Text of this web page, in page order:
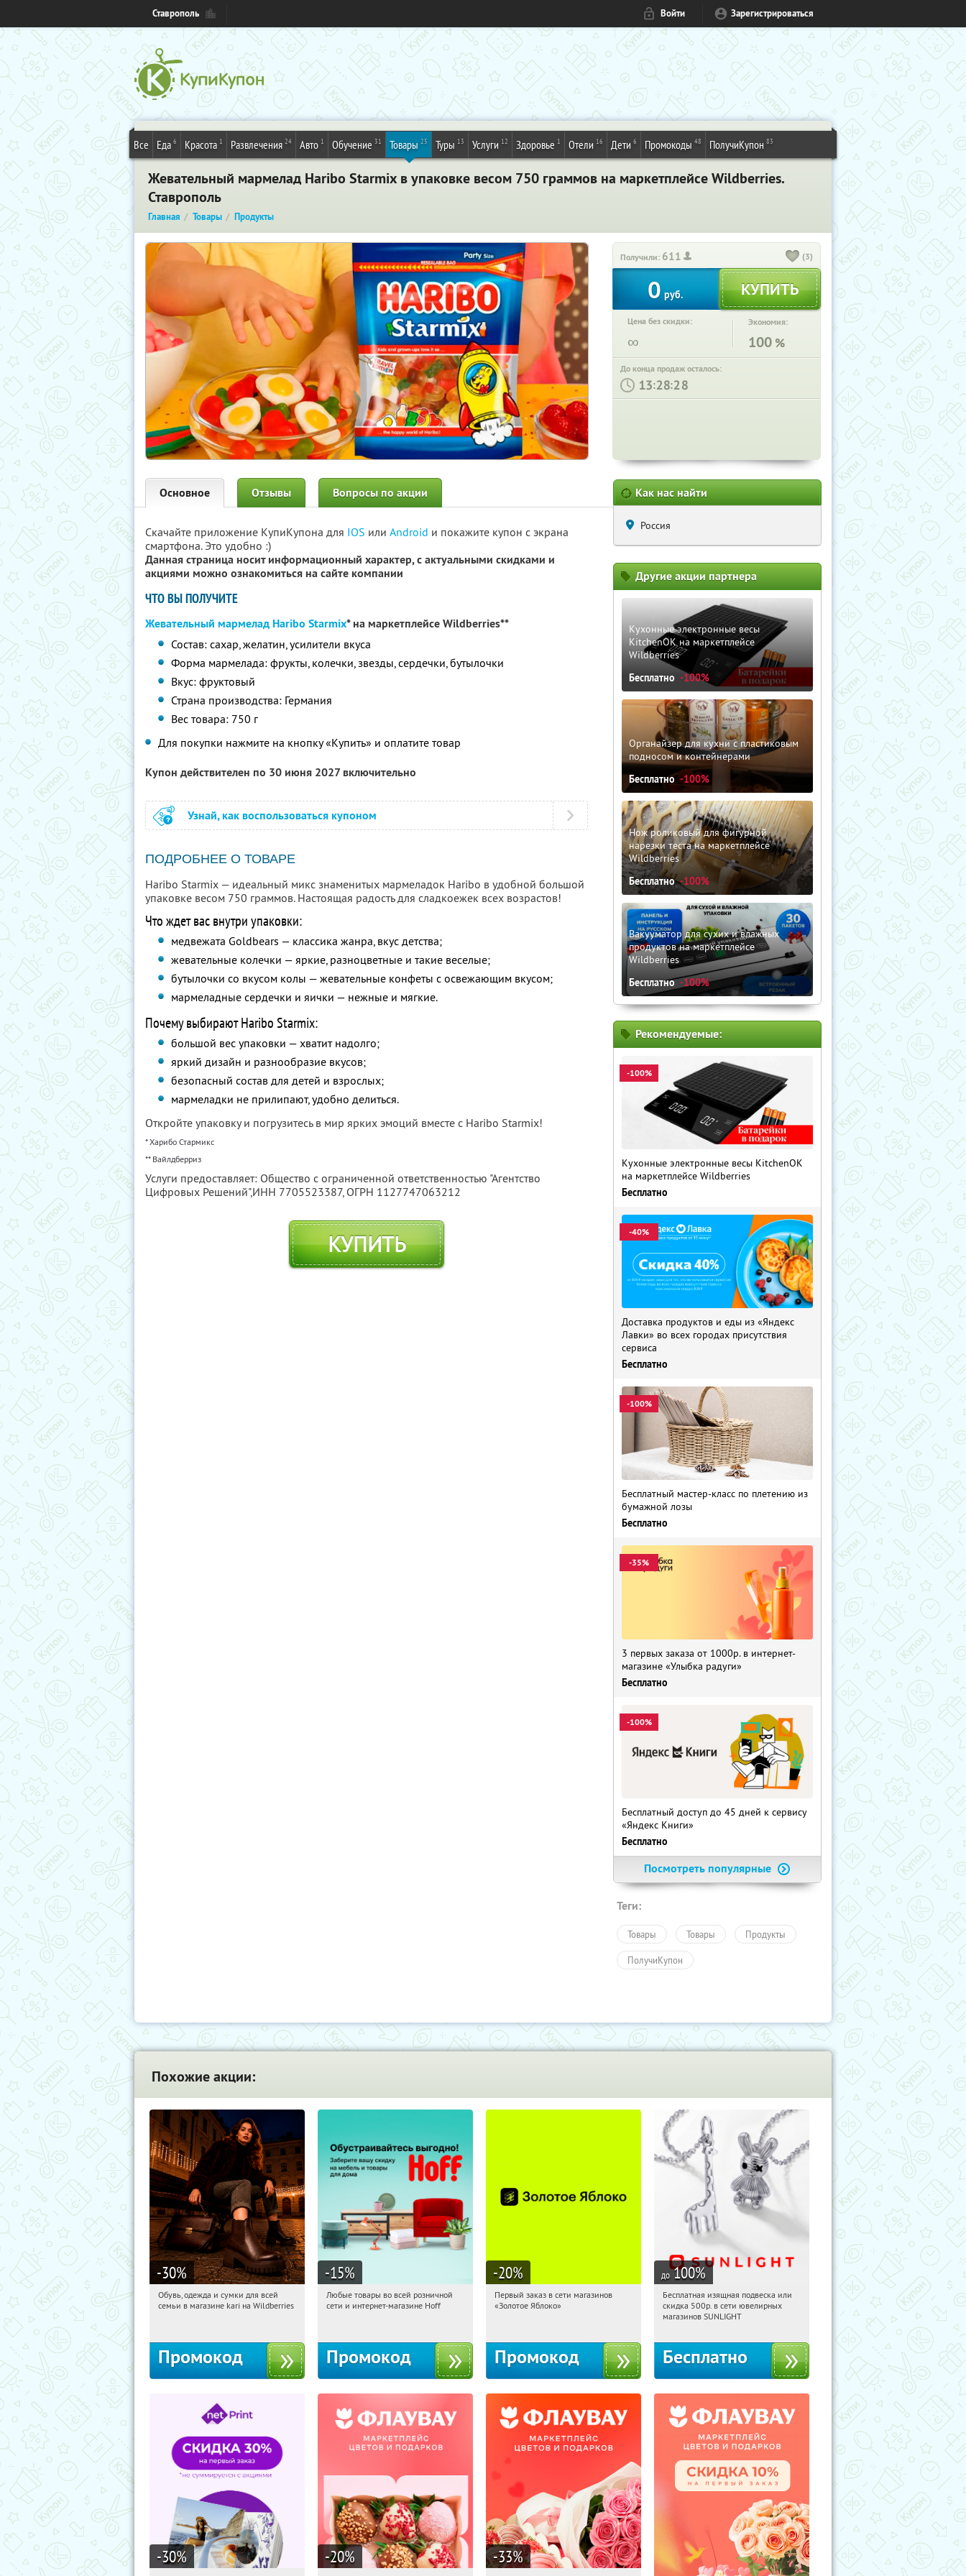
Ставрополь Войти Зарегистрироваться
Все Еда 6 Красота 1 Развлечения 24 Авто 1 Обучение 31 Товары 25 Туры 13 Услуги 12 Здоровье 1 Отели 16 Дети 6 Промокоды 48 ПолучиКупон 83
Жевательный мармелад Haribo Starmix в упаковке весом 750 граммов на маркетплейсе Wildberries.
Ставрополь
Главная Товары Продукты
Получили: 611 (3)
0 руб.
Цена без скидки:
∞
Экономия:
100 %
До конца продаж осталось:
: :
Основное Отзывы Вопросы по акции
Скачайте приложение КупиКупона для IOS или Android и покажите купон с экрана
смартфона. Это удобно :)
Данная страница носит информационный характер, с актуальными скидками и
акциями можно ознакомиться на сайте компании
ЧТО ВЫ ПОЛУЧИТЕ
Жевательный мармелад Haribo Starmix* на маркетплейсе Wildberries**
Состав: сахар, желатин, усилители вкуса
Форма мармелада: фрукты, колечки, звезды, сердечки, бутылочки
Вкус: фруктовый
Страна производства: Германия
Вес товара: 750 г
Для покупки нажмите на кнопку «Купить» и оплатите товар
Купон действителен по 30 июня 2027 включительно
Узнай, как воспользоваться купоном
ПОДРОБНЕЕ О ТОВАРЕ
Haribo Starmix — идеальный микс знаменитых мармеладок Haribo в удобной большой
упаковке весом 750 граммов. Настоящая радость для сладкоежек всех возрастов!
Что ждет вас внутри упаковки:
медвежата Goldbears — классика жанра, вкус детства;
жевательные колечки — яркие, разноцветные и такие веселые;
бутылочки со вкусом колы — жевательные конфеты с освежающим вкусом;
мармеладные сердечки и яички — нежные и мягкие.
Почему выбирают Haribo Starmix:
большой вес упаковки — хватит надолго;
яркий дизайн и разнообразие вкусов;
безопасный состав для детей и взрослых;
мармеладки не прилипают, удобно делиться.
Откройте упаковку и погрузитесь в мир ярких эмоций вместе с Haribo Starmix!
* Харибо Стармикс
** Вайлдберриз
Услуги предоставляет: Общество с ограниченной ответственностью "Агентство
Цифровых Решений",ИНН 7705523387, ОГРН 1127747063212
КУПИТЬ
Как нас найти
Россия
Другие акции партнера
Кухонные электронные весы
KitchenOK на маркетплейсе
Wildberries
Бесплатно -100%
Органайзер для кухни с пластиковым
подносом и контейнерами
Бесплатно -100%
Нож роликовый для фигурной
нарезки теста на маркетплейсе
Wildberries
Бесплатно -100%
Вакууматор для сухих и влажных
продуктов на маркетплейсе
Wildberries
Бесплатно -100%
Рекомендуемые:
-100%
Кухонные электронные весы KitchenOK
на маркетплейсе Wildberries
Бесплатно
-40%
Доставка продуктов и еды из «Яндекс
Лавки» во всех городах присутствия
сервиса
Бесплатно
-100%
Бесплатный мастер-класс по плетению из
бумажной лозы
Бесплатно
-35%
3 первых заказа от 1000р. в интернет-
магазине «Улыбка радуги»
Бесплатно
-100%
Бесплатный доступ до 45 дней к сервису
«Яндекс Книги»
Бесплатно
Посмотреть популярные
Теги:
Товары Товары Продукты
ПолучиКупон
Похожие акции:
-30%
16:28:23
Получи первым!
Обувь, одежда и сумки для всей
семьи в магазине kari на Wildberries
Промокод
-15%
16:28:23 Получили:
Любые товары во всей розничной
сети и интернет-магазине Hoff
Промокод
-20%
16:28:23
Получи первым!
Первый заказ в сети магазинов
«Золотое Яблоко»
Промокод
до 100%
16:28:23 Получили:
Россия
Бесплатная изящная подвеска или
скидка 500р. в сети ювелирных
магазинов SUNLIGHT
Бесплатно
-30% -20% -33%